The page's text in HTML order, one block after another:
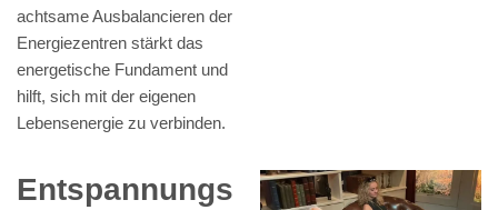
achtsame Ausbalancieren der
Energiezentren stärkt das
energetische Fundament und
hilft, sich mit der eigenen
Lebensenergie zu verbinden.
Entspannungs